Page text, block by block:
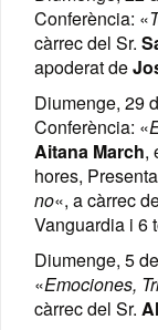
Conferència: «
càrrec del Sr.
apoderat de
Diumenge, 29
Conferència: «
Aitana March,
hores,
no«, a càrrec
Vanguardia i 6
Diumenge, 5
«Emociones,
càrrec del Sr.